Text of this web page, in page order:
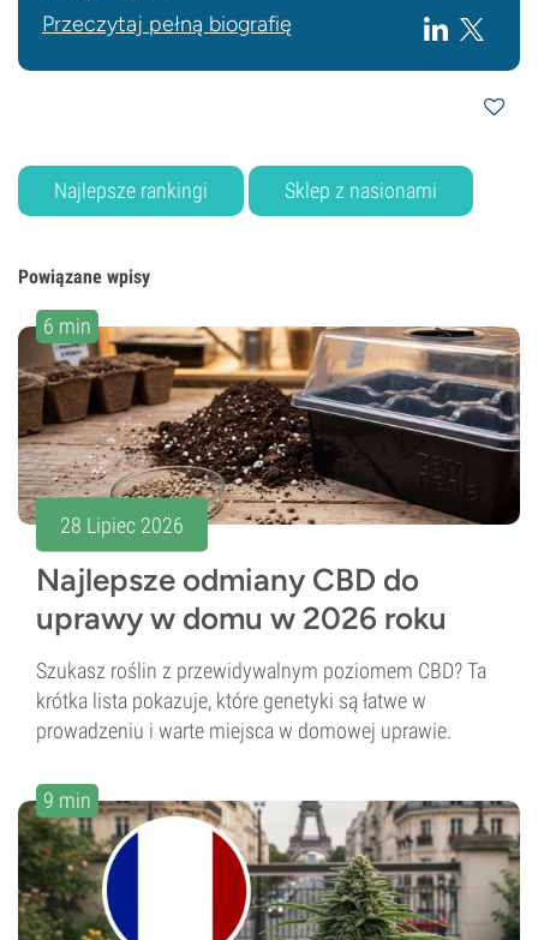
Przeczytaj pełną biografię
Najlepsze rankingi Sklep z nasionami
Powiązane wpisy
6 min
28 Lipiec 2026
Najlepsze odmiany CBD do
uprawy w domu w 2026 roku
Szukasz roślin z przewidywalnym poziomem CBD? Ta
krótka lista pokazuje, które genetyki są łatwe w
prowadzeniu i warte miejsca w domowej uprawie.
9 min